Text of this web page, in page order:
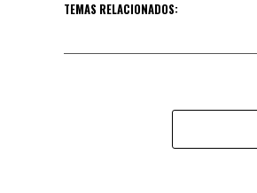
TEMAS RELACIONADOS: